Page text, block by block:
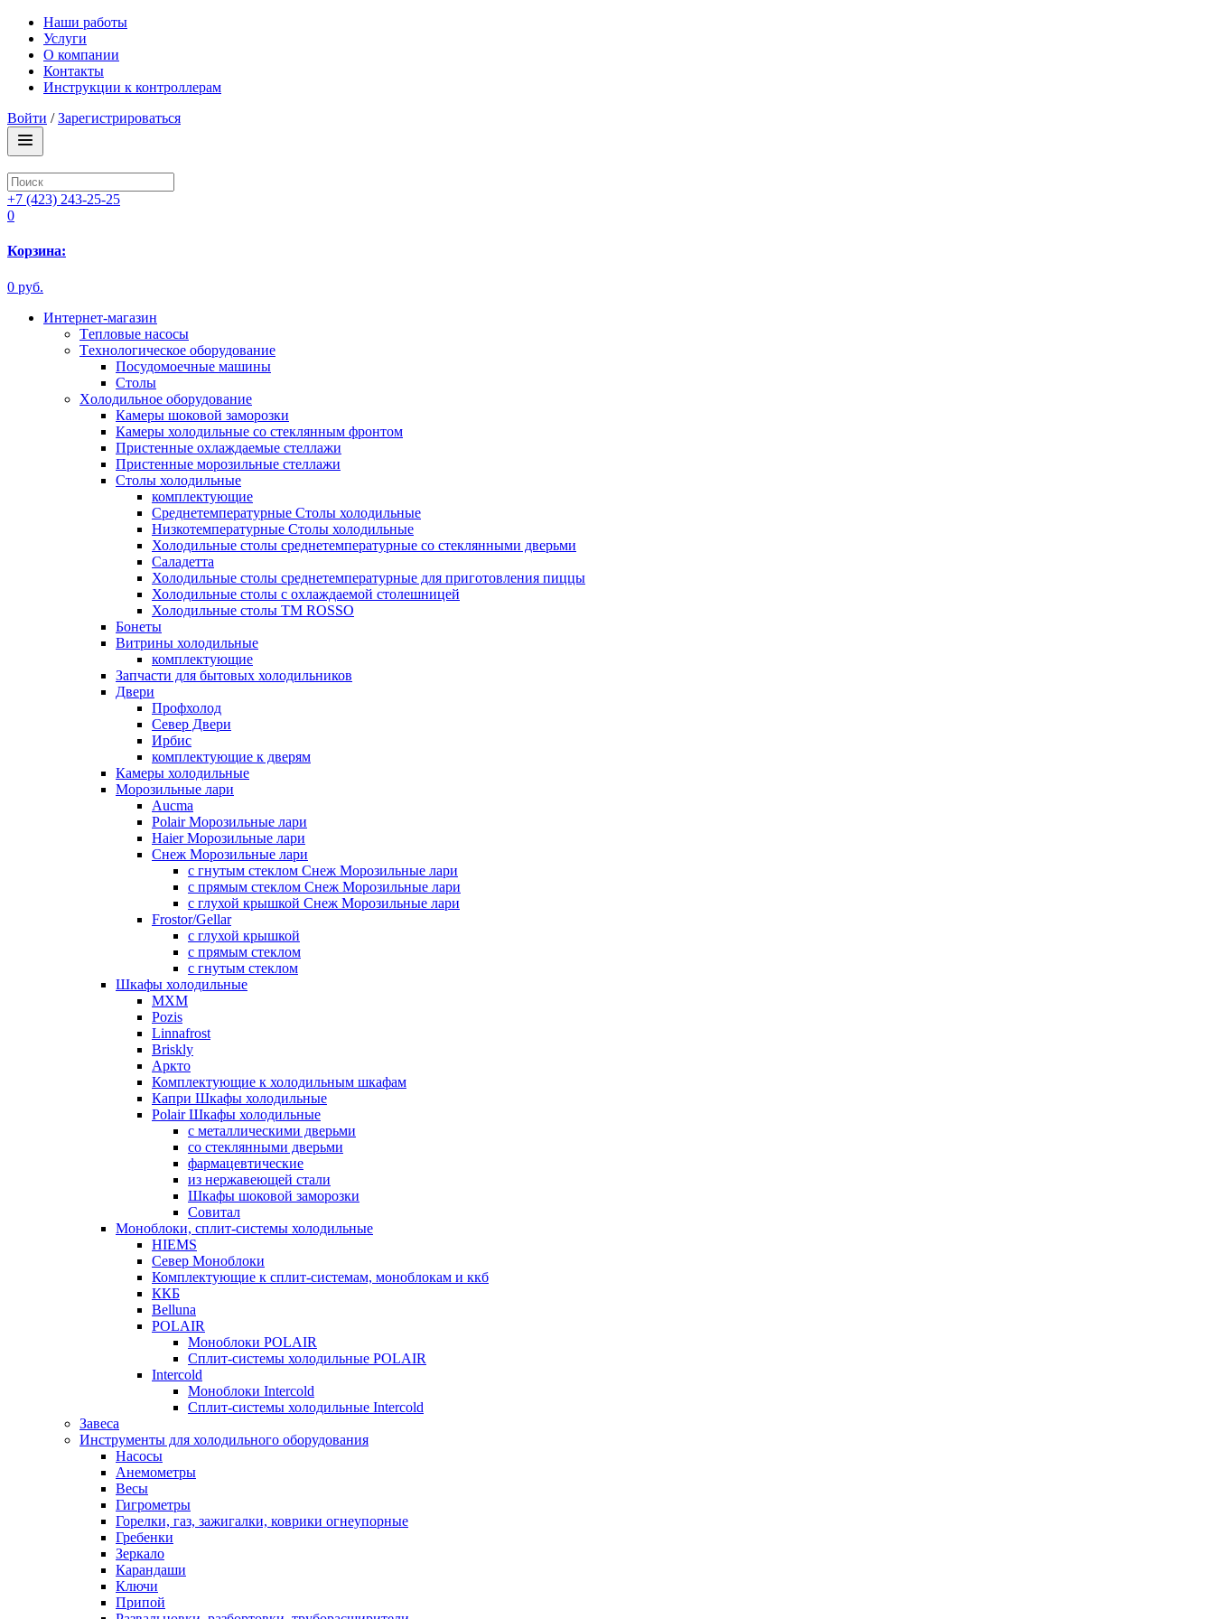
Наши работы
Услуги
О компании
Контакты
Инструкции к контроллерам
Войти /Зарегистрироваться
+7 (423) 243-25-25
0
Корзина:
0 руб.
Интернет-магазин
Tепловые насосы
Tехнологическое оборудование
Посудомоечные машины
Столы
Xолодильное оборудование
Камеры шоковой заморозки
Камеры холодильные со стеклянным фронтом
Пристенные охлаждаемые стеллажи
Пристенные морозильные стеллажи
Столы холодильные
комплектующие
Среднетемпературные Столы холодильные
Низкотемпературные Столы холодильные
Холодильные столы среднетемпературные со стеклянными дверьми
Саладетта
Холодильные столы среднетемпературные для приготовления пиццы
Холодильные столы с охлаждаемой столешницей
Холодильные столы ТМ ROSSO
Бонеты
Витрины холодильные
комплектующие
Запчасти для бытовых холодильников
Двери
Профхолод
Север Двери
Ирбис
комплектующие к дверям
Камеры холодильные
Морозильные лари
Aucma
Polair Морозильные лари
Haier Морозильные лари
Снеж Морозильные лари
с гнутым стеклом Снеж Морозильные лари
с прямым стеклом Снеж Морозильные лари
с глухой крышкой Снеж Морозильные лари
Frostor/Gellar
с глухой крышкой
с прямым стеклом
с гнутым стеклом
Шкафы холодильные
МХМ
Pozis
Linnafrost
Briskly
Аркто
Комплектующие к холодильным шкафам
Капри Шкафы холодильные
Polair Шкафы холодильные
с металлическими дверьми
со стеклянными дверьми
фармацевтические
из нержавеющей стали
Шкафы шоковой заморозки
Совитал
Моноблоки, сплит-системы холодильные
HIEMS
Север Моноблоки
Комплектующие к сплит-системам, моноблокам и ккб
ККБ
Belluna
POLAIR
Моноблоки POLAIR
Сплит-системы холодильные POLAIR
Intercold
Моноблоки Intercold
Сплит-системы холодильные Intercold
Завеса
Инструменты для холодильного оборудования
Насосы
Анемометры
Весы
Гигрометры
Горелки, газ, зажигалки, коврики огнеупорные
Гребенки
Зеркало
Карандаши
Ключи
Припой